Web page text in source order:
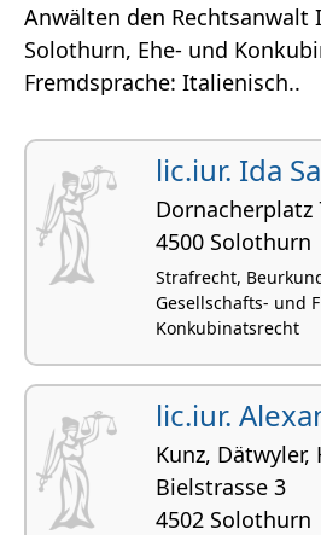
Anwälten den Rechtsanwalt
Solothurn, Ehe- und
Fremdsprache: Italienisch..
lic.iur. Ida
Dornacherplatz
4500 Solothurn
Strafrecht,
Gesellschafts- und
Konkubinatsrecht
lic.iur.
Kunz, Dätwyler,
Bielstrasse 3
4502 Solothurn